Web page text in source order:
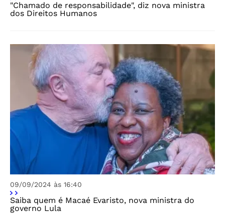
"Chamado de responsabilidade", diz nova ministra
dos Direitos Humanos
09/09/2024 às 16:40
Saiba quem é Macaé Evaristo, nova ministra do
governo Lula